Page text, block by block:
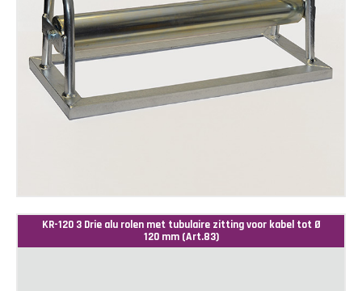
KR-120 3 Drie alu rolen met tubulaire zitting voor kabel tot Ø
120 mm (Art.83)